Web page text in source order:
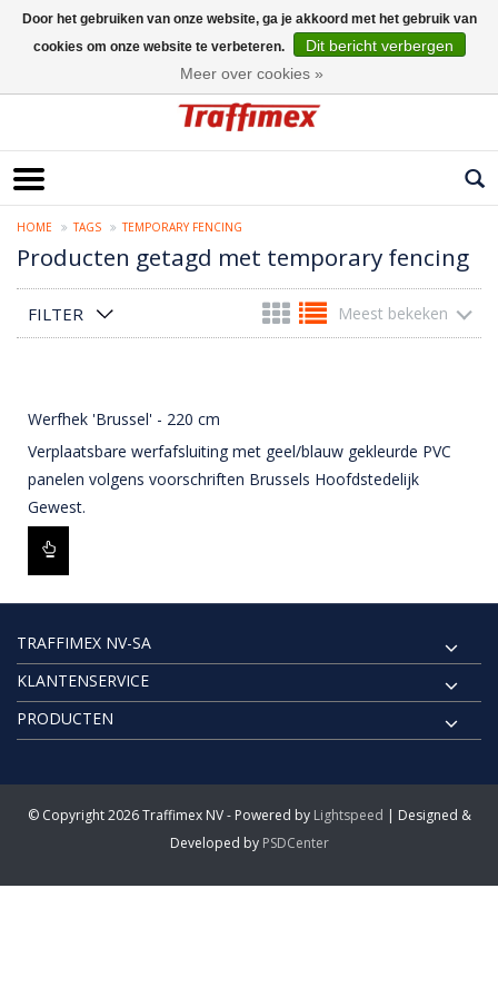
HOME TAGS TEMPORARY FENCING
Producten getagd met temporary fencing
FILTER Meest bekeken
Werfhek 'Brussel' - 220 cm
Verplaatsbare werfafsluiting met geel/blauw gekleurde PVC
panelen volgens voorschriften Brussels Hoofdstedelijk
Gewest.
TRAFFIMEX NV-SA
KLANTENSERVICE
PRODUCTEN
© Copyright 2026 Traffimex NV - Powered by Lightspeed | Designed &
Developed by PSDCenter
Door het gebruiken van onze website, ga je akkoord met het gebruik van
cookies om onze website te verbeteren.
Dit bericht verbergen
Meer over cookies »